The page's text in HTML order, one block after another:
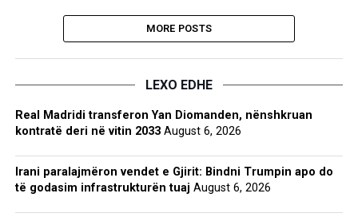
MORE POSTS
LEXO EDHE
Real Madridi transferon Yan Diomanden, nënshkruan
kontratë deri në vitin 2033 August 6, 2026
Irani paralajmëron vendet e Gjirit: Bindni Trumpin apo do
të godasim infrastrukturën tuaj August 6, 2026